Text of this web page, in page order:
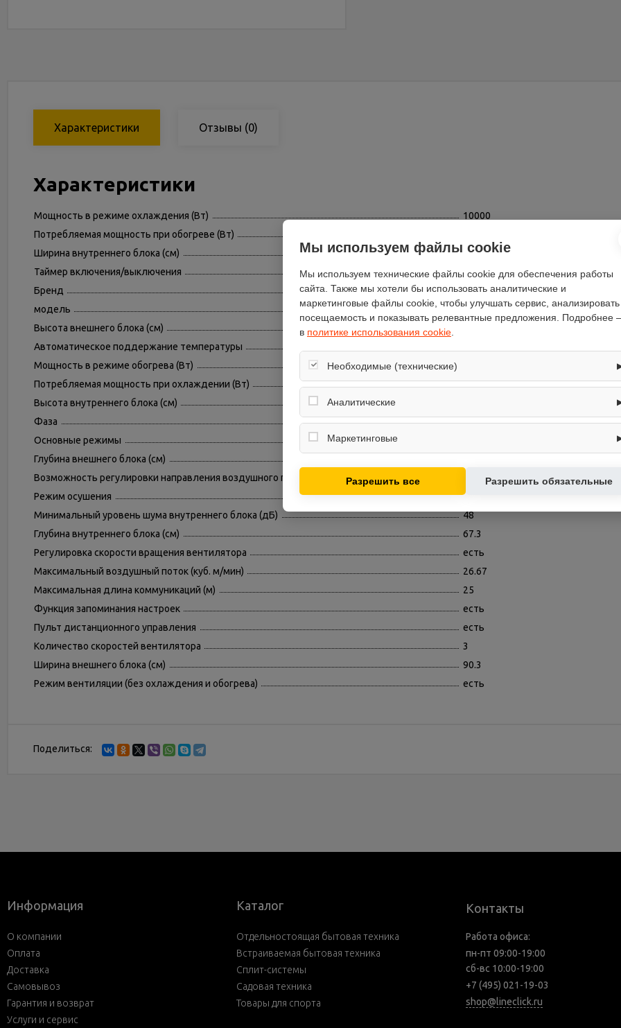
Характеристики Отзывы (0)
Характеристики
Мощность в режиме охлаждения (Вт)
10000
Потребляемая мощность при обогреве (Вт)
Ширина внутреннего блока (см)
133
Таймер включения/выключения
есть
Бренд
Vectra
модель
VACH-36 RN1RB3
Высота внешнего блока (см)
Автоматическое поддержание температуры
Мощность в режиме обогрева (Вт)
Потребляемая мощность при охлаждении (Вт)
2650
Высота внутреннего блока (см)
Фаза
трехфазный
Основные режимы
Глубина внешнего блока (см)
Возможность регулировки направления воздушного потока
Режим осушения
есть
Минимальный уровень шума внутреннего блока (дБ)
48
Глубина внутреннего блока (см)
67.3
Регулировка скорости вращения вентилятора
есть
Максимальный воздушный поток (куб. м/мин)
26.67
Максимальная длина коммуникаций (м)
25
Функция запоминания настроек
есть
Пульт дистанционного управления
есть
Количество скоростей вентилятора
3
Ширина внешнего блока (см)
90.3
Режим вентиляции (без охлаждения и обогрева)
есть
Поделиться:
Информация
О компании
Оплата
Доставка
Самовывоз
Гарантия и возврат
Услуги и сервис
Каталог
Отдельностоящая бытовая техника
Встраиваемая бытовая техника
Сплит-системы
Садовая техника
Товары для спорта
Контакты
Работа офиса:
пн-пт 09:00-19:00
сб-вс 10:00-19:00
+7 (495) 021-19-03
shop@lineclick.ru
Мы используем файлы cookie
Мы используем технические файлы cookie для обеспечения работы
сайта. Также мы хотели бы использовать аналитические и
маркетинговые файлы cookie, чтобы улучшать сервис, анализировать
посещаемость и показывать релевантные предложения. Подробнее
в политике использования cookie
Необходимые (технические)
Обеспечивают корректную работу сайта: оформление заказа, корзина,
вход в личный кабинет. Без них основные функции могут быть
Аналитические
Собирают обезличенную информацию о посещениях и использовании
сайта (например, счётчики аналитики), помогают улучшать интерфейс и
Маркетинговые
Разрешить все Разрешить обязательные